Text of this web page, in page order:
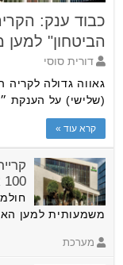
כבוד ענק:
הביטחון" למען
דורית סוסי
גאווה גדולה לקריה
(שלישי) על הענקת
קרא עוד »
100 אחוז הצלחה במערכת הבריאות
משמעותית למען
מערכת